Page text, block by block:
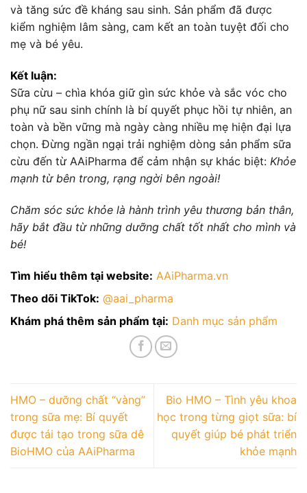
và tăng sức đề kháng sau sinh. Sản phẩm đã được
kiểm nghiệm lâm sàng, cam kết an toàn tuyệt đối cho
mẹ và bé yêu.
Kết luận:
Sữa cừu – chìa khóa giữ gìn sức khỏe và sắc vóc cho
phụ nữ sau sinh chính là bí quyết phục hồi tự nhiên, an
toàn và bền vững mà ngày càng nhiều mẹ hiện đại lựa
chọn. Đừng ngần ngại trải nghiệm dòng sản phẩm sữa
cừu đến từ AAiPharma để cảm nhận sự khác biệt: Khỏe
mạnh từ bên trong, rạng ngời bên ngoài!
Chăm sóc sức khỏe là hành trình yêu thương bản thân,
hãy bắt đầu từ những dưỡng chất tốt nhất cho mình và
bé!
Tìm hiểu thêm tại website: AAiPharma.vn
Theo dõi TikTok: @aai_pharma
Khám phá thêm sản phẩm tại: Danh mục sản phẩm
HMO – dưỡng chất “vàng”
trong sữa mẹ: Bí quyết
được tái tạo trong sữa dê
BioHMO của AAiPharma
Bio HMO – Tình yêu khoa
học trong từng giọt sữa: bí
quyết giúp bé phát triển
khỏe mạnh